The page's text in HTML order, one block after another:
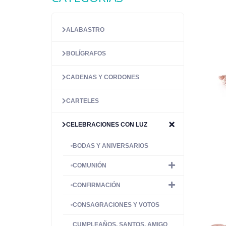
ALABASTRO
BOLÍGRAFOS
CADENAS Y CORDONES
CARTELES
CELEBRACIONES CON LUZ
BODAS Y ANIVERSARIOS
COMUNIÓN
CONFIRMACIÓN
CONSAGRACIONES Y VOTOS
CUMPLEAÑOS, SANTOS, AMIGO